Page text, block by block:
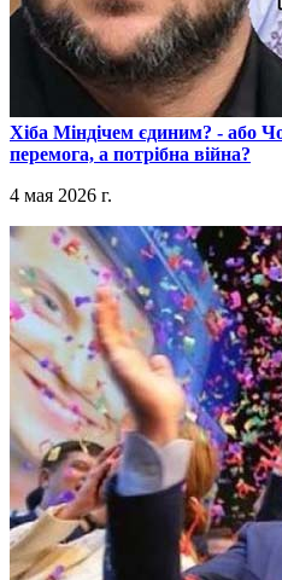
​Хіба Міндічем єдиним? - або
перемога, а потрібна війна?
4 мая 2026 г.